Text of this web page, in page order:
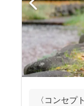
〈コンセプ